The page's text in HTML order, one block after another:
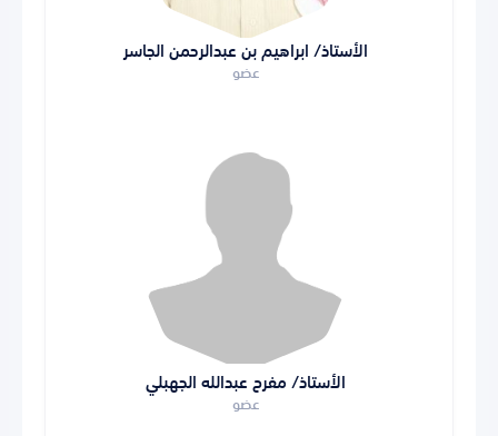
الأستاذ/ ابراهيم بن عبدالرحمن الجاسر
عضو
الأستاذ/ مفرح عبدالله الجهبلي
عضو